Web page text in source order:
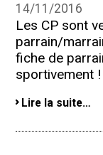
14/11/2016
Les CP sont
parrain/
fiche de
sportivement !
C'est
pour
Lire la suite…